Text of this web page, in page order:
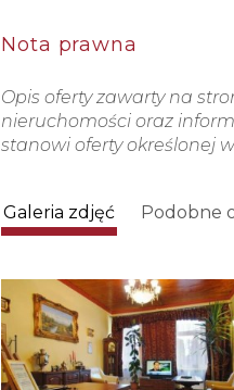
Nota prawna
Opis oferty zawarty na
nieruchomości oraz
stanowi oferty określonej
Galeria zdjęć Podobne